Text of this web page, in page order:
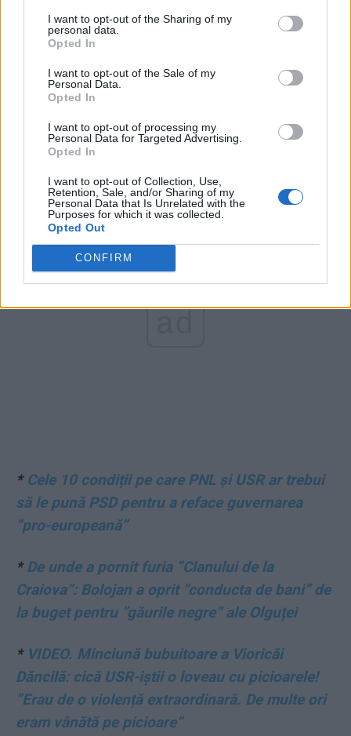
I want to opt-out of the Sharing of my
personal data.
Opted In
I want to opt-out of the Sale of my
Personal Data.
Opted In
I want to opt-out of processing my
Personal Data for Targeted Advertising.
Opted In
I want to opt-out of Collection, Use,
Retention, Sale, and/or Sharing of my
Personal Data that Is Unrelated with the
Purposes for which it was collected.
Opted Out
CONFIRM
îl dă afară de la Hidroelectrica pe ”nășicul”
penal al lui Grindeanu! Avram-junior e inculpat
Oana Țoiu pune capăt unei mari hoții a lui
Adrian Năstase! Prejudiciu de peste un milion
* Cele 10 condiții pe care PNL și USR ar trebui
să le pună PSD pentru a reface guvernarea
”pro-europeană”
*De unde a pornit furia ”Clanului de la
Craiova”: Bolojan a oprit ”conducta de bani” de
la buget pentru ”găurile negre” ale Olguței
* VIDEO. Minciună bubuitoare a Vioricăi
Dăncilă: cică USR-iștii o loveau cu picioarele!
”Erau de o violență extraordinară. De multe ori
eram vânătă pe picioare”